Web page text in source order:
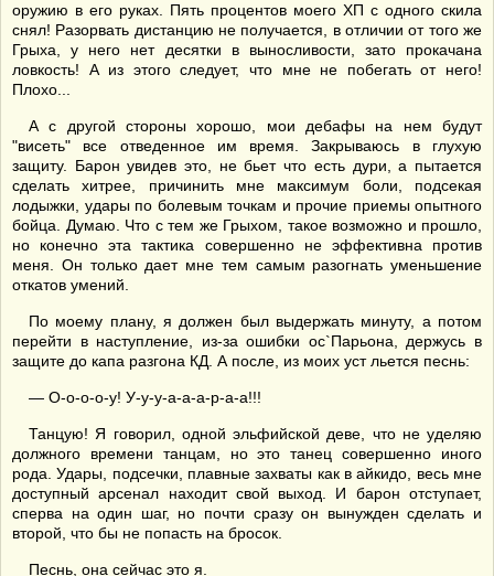
оружию в его руках. Пять процентов моего ХП с одного скила
снял! Разорвать дистанцию не получается, в отличии от того же
Грыха, у него нет десятки в выносливости, зато прокачана
ловкость! А из этого следует, что мне не побегать от него!
Плохо...
А с другой стороны хорошо, мои дебафы на нем будут
"висеть" все отведенное им время. Закрываюсь в глухую
защиту. Барон увидев это, не бьет что есть дури, а пытается
сделать хитрее, причинить мне максимум боли, подсекая
лодыжки, удары по болевым точкам и прочие приемы опытного
бойца. Думаю. Что с тем же Грыхом, такое возможно и прошло,
но конечно эта тактика совершенно не эффективна против
меня. Он только дает мне тем самым разогнать уменьшение
откатов умений.
По моему плану, я должен был выдержать минуту, а потом
перейти в наступление, из-за ошибки ос`Парьона, держусь в
защите до капа разгона КД. А после, из моих уст льется песнь:
— О-о-о-о-у! У-у-у-а-а-а-р-а-а!!!
Танцую! Я говорил, одной эльфийской деве, что не уделяю
должного времени танцам, но это танец совершенно иного
рода. Удары, подсечки, плавные захваты как в айкидо, весь мне
доступный арсенал находит свой выход. И барон отступает,
сперва на один шаг, но почти сразу он вынужден сделать и
второй, что бы не попасть на бросок.
Песнь, она сейчас это я.